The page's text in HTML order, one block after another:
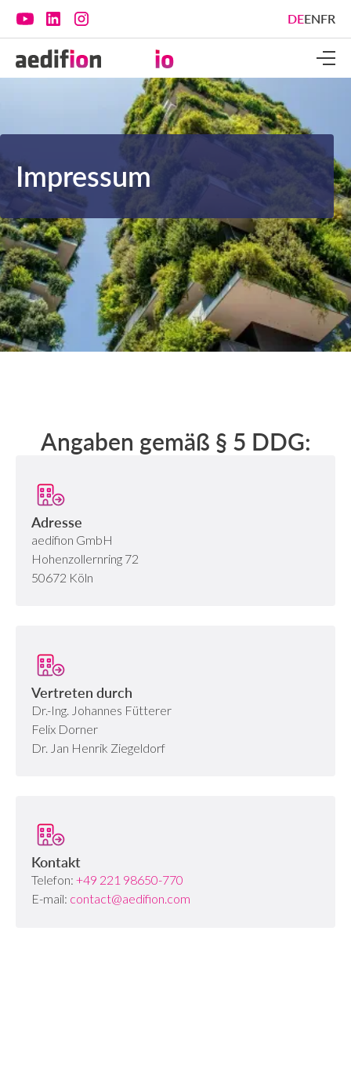
DEENFR
Impressum
Angaben gemäß § 5 DDG:
Adresse
aedifion GmbH
Hohenzollernring 72
50672 Köln
Vertreten durch
Dr.-Ing. Johannes Fütterer
Felix Dorner
Dr. Jan Henrik Ziegeldorf
Kontakt
Telefon:+49 221 98650-770
E-mail: contact@aedifion.com